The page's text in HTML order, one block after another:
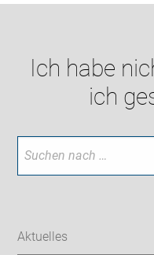
Ich habe
ich
Aktuelles